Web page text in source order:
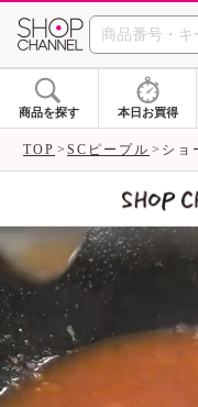
商品を探す 本日お買得
TOP SCピープル ショ